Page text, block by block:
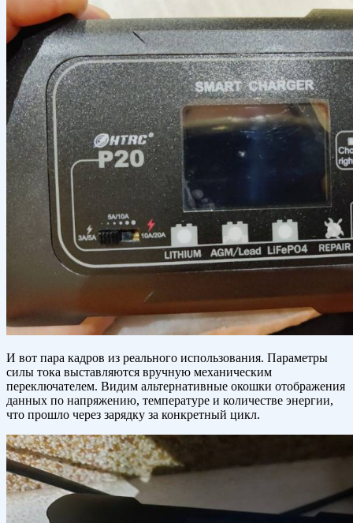
И вот пара кадров из реального использования. Параметры
силы тока выставляются вручную механическим
переключателем. Видим альтернативные окошки отображения
данных по напряжению, температуре и количестве энергии,
что прошло через зарядку за конкретный цикл.